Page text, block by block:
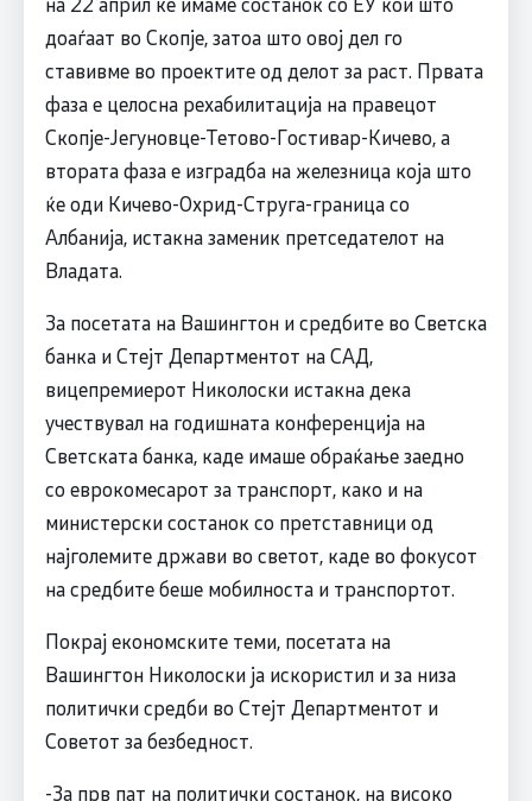
доаѓаат во Скопје, затоа што овој дел го
ставивме во проектите од делот за раст. Првата
фаза е целосна рехабилитација на правецот
Скопје-Јегуновце-Тетово-Гостивар-Кичево, а
втората фаза е изградба на железница која што
ќе оди Кичево-Охрид-Струга-граница со
Албанија, истакна заменик претседателот на
Владата.
За посетата на Вашингтон и средбите во Светска
банка и Стејт Департментот на САД,
вицепремиерот Николоски истакна дека
учествувал на годишната конференција на
Светската банка, каде имаше обраќање заедно
со еврокомесарот за транспорт, како и на
министерски состанок со претставници од
најголемите држави во светот, каде во фокусот
на средбите беше мобилноста и транспортот.
Покрај економските теми, посетата на
Вашингтон Николоски ја искористил и за низа
политички средби во Стејт Департментот и
Советот за безбедност.
-За прв пат на политички состанок, на високо